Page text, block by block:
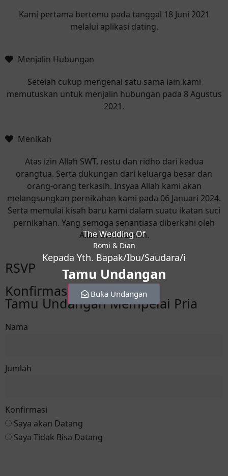
Kami pertama bertemu pada tanggal 18 Juni 2021
melalui aplikasi dating.
Menjalin Hubungan
Setelah cukup mengenal satu sama lain,kami
memutuskan untuk menjalin hubungan pada 8 Agustus
2021.
Menikah
Atas izin Allah SWT, restu dan ridho dari kedua
orangtua. Serta dukungan dari keluarga besar dan
orang-orang terkasih. Insyaa Allah kami akan
melangsungkan pernikahan kami pada 06 Januari 2024.
Serta memulai kisah baru kami dalam suatu ikatan suci
pernikahan. Yang semoga senantiasa diberkahi oleh
Allah SWT. Aamiin.
RSVP
Konfirmasi Kehadiran
Tamu Undangan Mempelai Pria
Nama
Jumlah
Konfirmasi
Saya akan Datang
Saya Tidak Bisa Datang
The Wedding Of
Romi & Dian
Kepada Yth. Bapak/Ibu/Saudara/i
Tamu Undangan
Buka Undangan